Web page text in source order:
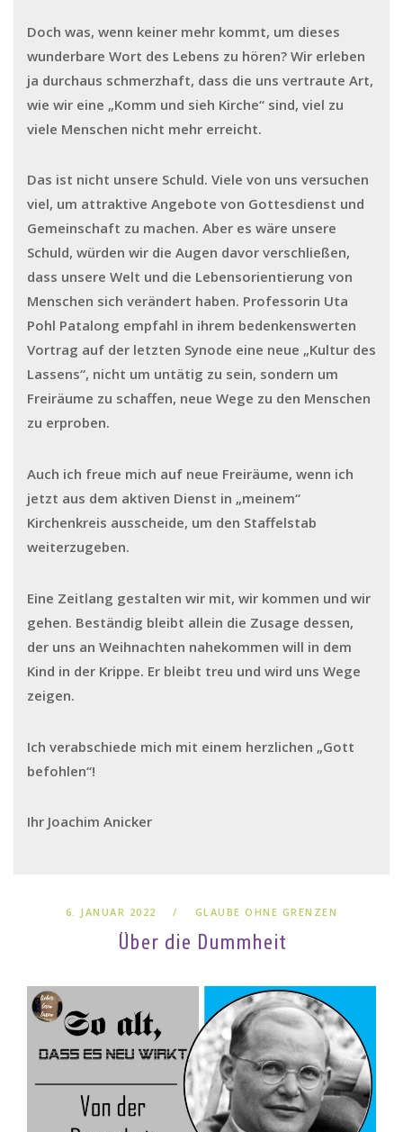
Doch was, wenn keiner mehr kommt, um dieses
wunderbare Wort des Lebens zu hören? Wir erleben
ja durchaus schmerzhaft, dass die uns vertraute Art,
wie wir eine „Komm und sieh Kirche“ sind, viel zu
viele Menschen nicht mehr erreicht.
Das ist nicht unsere Schuld. Viele von uns versuchen
viel, um attraktive Angebote von Gottesdienst und
Gemeinschaft zu machen. Aber es wäre unsere
Schuld, würden wir die Augen davor verschließen,
dass unsere Welt und die Lebensorientierung von
Menschen sich verändert haben. Professorin Uta
Pohl Patalong empfahl in ihrem bedenkenswerten
Vortrag auf der letzten Synode eine neue „Kultur des
Lassens“, nicht um untätig zu sein, sondern um
Freiräume zu schaffen, neue Wege zu den Menschen
zu erproben.
Auch ich freue mich auf neue Freiräume, wenn ich
jetzt aus dem aktiven Dienst in „meinem“
Kirchenkreis ausscheide, um den Staffelstab
weiterzugeben.
Eine Zeitlang gestalten wir mit, wir kommen und wir
gehen. Beständig bleibt allein die Zusage dessen,
der uns an Weihnachten nahekommen will in dem
Kind in der Krippe. Er bleibt treu und wird uns Wege
zeigen.
Ich verabschiede mich mit einem herzlichen „Gott
befohlen“!
Ihr Joachim Anicker
6. JANUAR 2022 GLAUBE OHNE GRENZEN
Über die Dummheit